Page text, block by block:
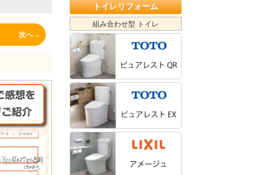
次へ→
トイレリフォーム
組み合わせ型 トイレ